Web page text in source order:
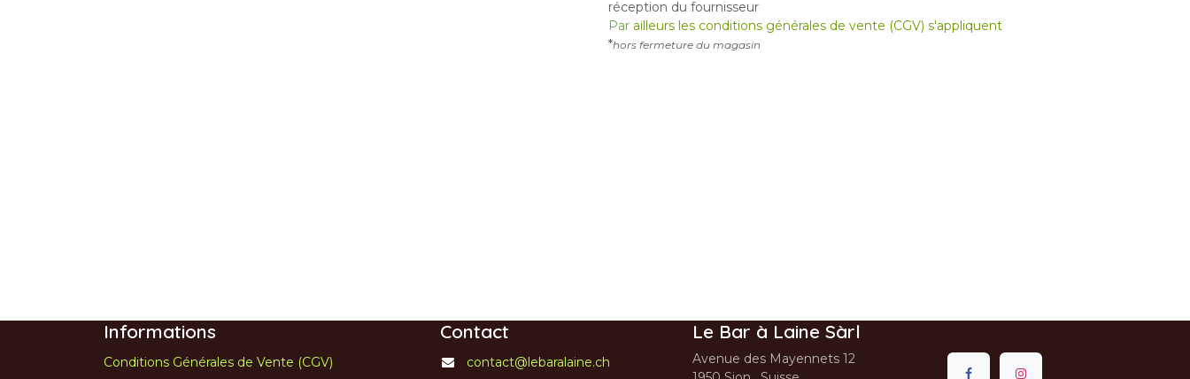
réception du fournisseur
Par ailleurs les conditions générales de vente (CGV) s'appliquent
*hors fermeture du magasin
Informations
Conditions Générales de Vente (CGV)
Contact
contact@lebaralaine.ch
Le Bar à Laine Sàrl
Avenue des Mayennets 12